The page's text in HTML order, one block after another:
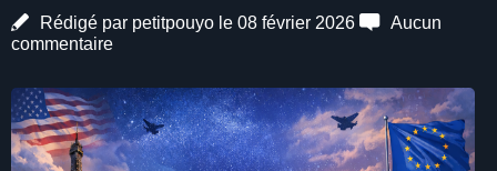
Rédigé par petitpouyo le 08 février 2026
Aucun
commentaire